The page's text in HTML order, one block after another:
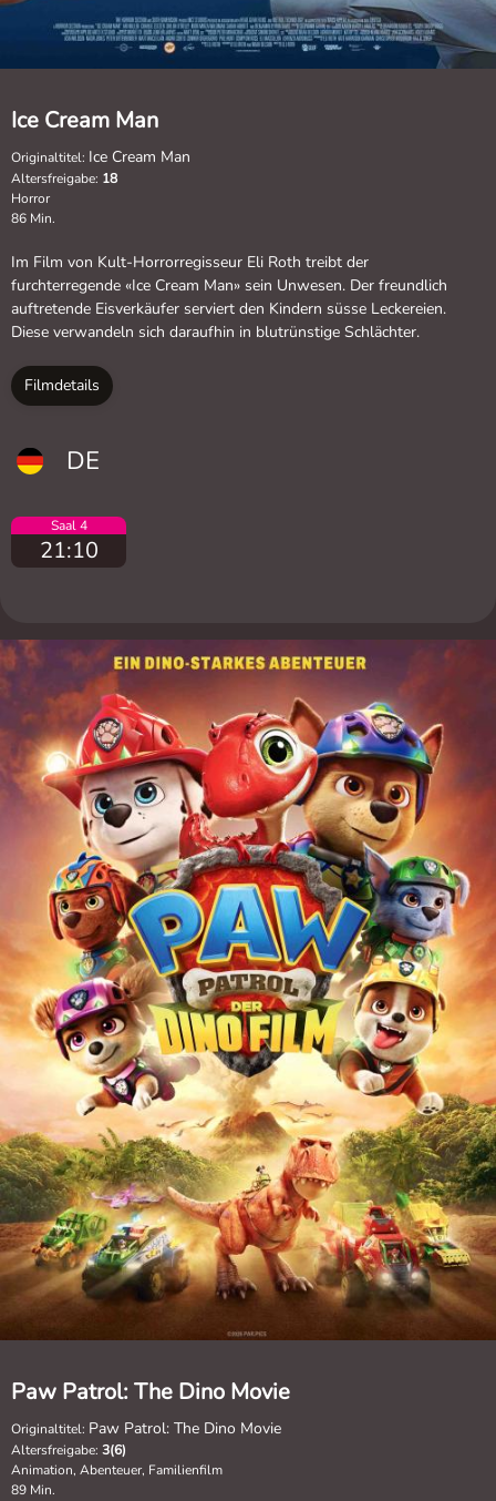
Ice Cream Man
Originaltitel: Ice Cream Man
Altersfreigabe: 18
Horror
86 Min.
Im Film von Kult-Horrorregisseur Eli Roth treibt der
furchterregende «Ice Cream Man» sein Unwesen. Der freundlich
auftretende Eisverkäufer serviert den Kindern süsse Leckereien.
Diese verwandeln sich daraufhin in blutrünstige Schlächter.
Filmdetails
DE
Saal 4
21:10
Paw Patrol: The Dino Movie
Originaltitel: Paw Patrol: The Dino Movie
Altersfreigabe: 3(6)
Animation, Abenteuer, Familienfilm
89 Min.